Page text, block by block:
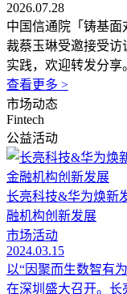
2026.07.28
中国信通院「铸基
裁蔡玉琳受邀接受访
实践，欢迎转发分享
查看更多 >
市场动态
Fintech
公益活动
长亮科技&华为焕新
融机构创新发展
市场活动
2024.03.15
以“因聚而生数智有
在深圳盛大召开。长